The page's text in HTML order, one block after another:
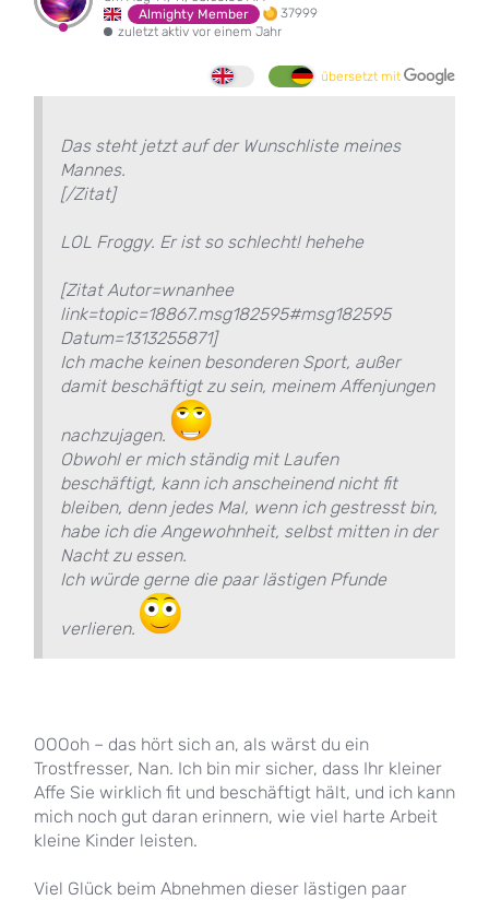
Almighty Member
37999
zuletzt aktiv vor einem Jahr
übersetzt mit
Das steht jetzt auf der Wunschliste meines
Mannes.
[/Zitat]
LOL Froggy. Er ist so schlecht! hehehe
[Zitat Autor=wnanhee
link=topic=18867.msg182595#msg182595
Datum=1313255871]
Ich mache keinen besonderen Sport, außer
damit beschäftigt zu sein, meinem Affenjungen
nachzujagen.
Obwohl er mich ständig mit Laufen
beschäftigt, kann ich anscheinend nicht fit
bleiben, denn jedes Mal, wenn ich gestresst bin,
habe ich die Angewohnheit, selbst mitten in der
Nacht zu essen.
Ich würde gerne die paar lästigen Pfunde
verlieren.
OOOoh – das hört sich an, als wärst du ein
Trostfresser, Nan. Ich bin mir sicher, dass Ihr kleiner
Affe Sie wirklich fit und beschäftigt hält, und ich kann
mich noch gut daran erinnern, wie viel harte Arbeit
kleine Kinder leisten.
Viel Glück beim Abnehmen dieser lästigen paar